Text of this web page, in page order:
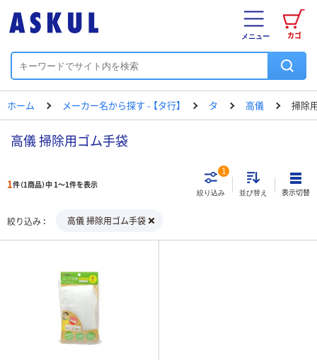
カゴ
メニュー
ホーム メーカー名から探す - 【タ行】 タ 高儀 掃除
高儀 掃除用ゴム手袋
1件（1商品）中 1～1件を表示
絞り込み
1
並び替え 表示切替
絞り込み 高儀 掃除用ゴム手袋